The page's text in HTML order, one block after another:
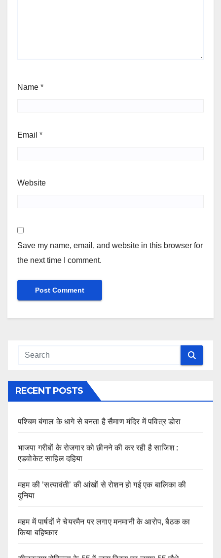
Name *
Email *
Website
Save my name, email, and website in this browser for
the next time I comment.
RECENT POSTS
पश्चिम बंगाल के धागे से बनता है सैमाण मंदिर में पवित्र डोरा
भाजपा गरीबों के रोजगार को छीनने की कर रही है साजिश :
एडवोकेट साहिल दहिया
महम की ’सत्यावंती’ की आंखों से रोशन हो गई एक बालिका की
दुनिया
महम में पार्षदों ने चेयरमैन पर लगाए मनमानी के आरोप, बैठक का
किया बहिष्कार